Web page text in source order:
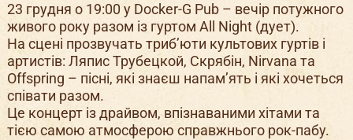
23 грудня о 19:00 у Docker-G Pub – вечір потужного
живого року разом із гуртом All Night (дует).
На сцені прозвучать триб’юти культових гуртів і
артистів: Ляпис Трубецкой, Скрябін, Nirvana та
Offspring – пісні, які знаєш напам’ять і які хочеться
співати разом.
Це концерт із драйвом, впізнаваними хітами та
тією самою атмосферою справжнього рок-пабу.